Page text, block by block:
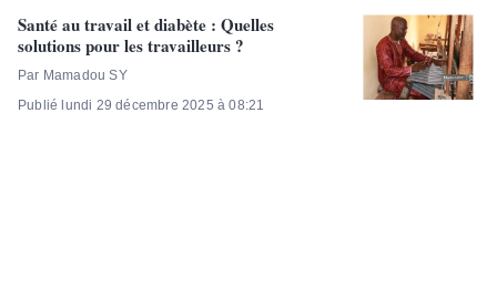
Santé au travail et diabète : Quelles
solutions pour les travailleurs ?
Par Mamadou SY
Publié lundi 29 décembre 2025 à 08:21